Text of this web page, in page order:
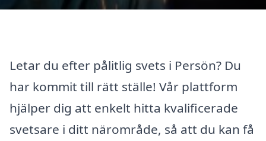
Letar du efter pålitlig svets i Persön? Du
har kommit till rätt ställe! Vår plattform
hjälper dig att enkelt hitta kvalificerade
svetsare i ditt närområde, så att du kan få